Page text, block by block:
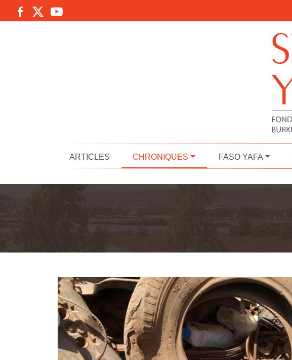
ARTICLES CHRONIQUES FASO YAFA